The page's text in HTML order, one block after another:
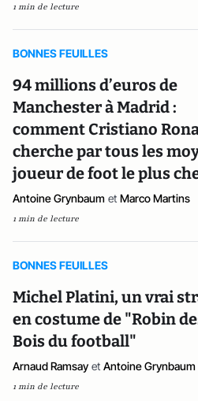
1 min de lecture
BONNES FEUILLES
94 millions d’euros de
Manchester à Madrid :
comment Cristiano
cherche par tous les
joueur de foot le plus
Antoine Grynbaum et Marco Martins
1 min de lecture
BONNES FEUILLES
Michel Platini, un vrai
en costume de "Robin
Bois du football"
Arnaud Ramsay et Antoine Grynbaum
1 min de lecture